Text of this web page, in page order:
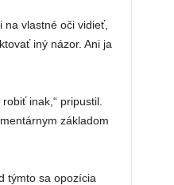
vlastné oči vidieť,
iný názor. Ani ja
inak,“ pripustil.
základom
týmto sa opozícia